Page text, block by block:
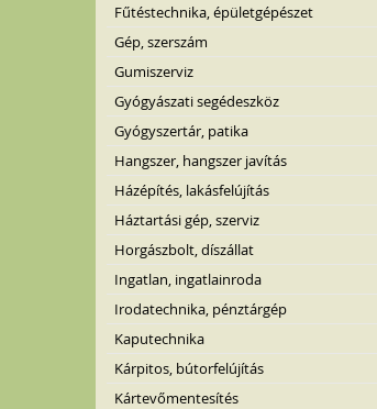
Fűtéstechnika, épületgépészet
Gép, szerszám
Gumiszerviz
Gyógyászati segédeszköz
Gyógyszertár, patika
Hangszer, hangszer javítás
Házépítés, lakásfelújítás
Háztartási gép, szerviz
Horgászbolt, díszállat
Ingatlan, ingatlainroda
Irodatechnika, pénztárgép
Kaputechnika
Kárpitos, bútorfelújítás
Kártevőmentesítés